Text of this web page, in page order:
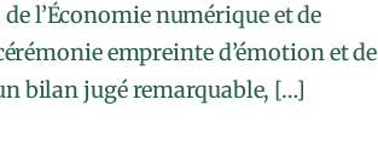
l’Économie numérique et de
empreinte d’émotion et de
bilan jugé remarquable, […]